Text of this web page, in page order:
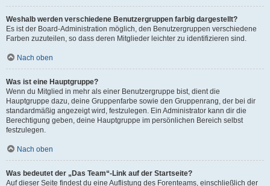
Weshalb werden verschiedene Benutzergruppen farbig dargestellt?
Es ist der Board-Administration möglich, den Benutzergruppen verschiedene
Farben zuzuteilen, so dass deren Mitglieder leichter zu identifizieren sind.
Nach oben
Was ist eine Hauptgruppe?
Wenn du Mitglied in mehr als einer Benutzergruppe bist, dient die
Hauptgruppe dazu, deine Gruppenfarbe sowie den Gruppenrang, der bei dir
standardmäßig angezeigt wird, festzulegen. Ein Administrator kann dir die
Berechtigung geben, deine Hauptgruppe im persönlichen Bereich selbst
festzulegen.
Nach oben
Was bedeutet der „Das Team“-Link auf der Startseite?
Auf dieser Seite findest du eine Auflistung des Forenteams, einschließlich der